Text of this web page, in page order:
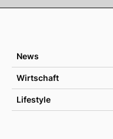
News
Wirtschaft
Lifestyle